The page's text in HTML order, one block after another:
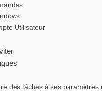
Utilisateur
des tâches à ses paramètres